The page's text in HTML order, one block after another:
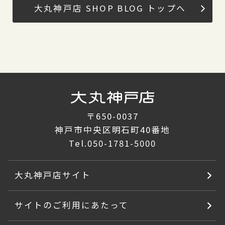
大丸神戸店 SHOP BLOG トップへ
〒650-0037
神戸市中央区明石町40番地
Tel.050-1781-5000
大丸神戸店サイト
サイトのご利用にあたって